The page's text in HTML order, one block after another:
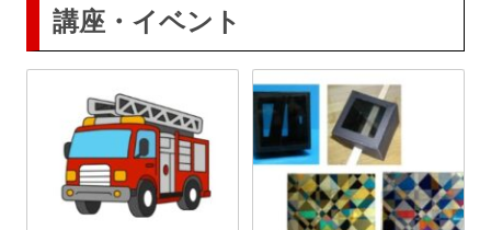
講座・イベント